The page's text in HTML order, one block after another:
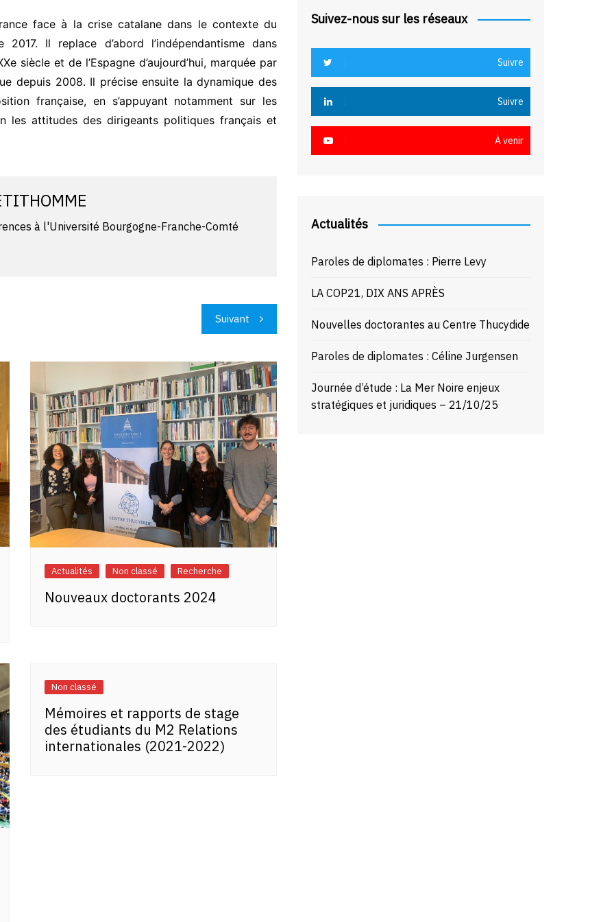
face à la crise catalane dans le contexte du
Il replace d’abord l’indépendantisme dans
siècle et de l’Espagne d’aujourd’hui, marquée par
depuis 2008. Il précise ensuite la dynamique des
française, en s’appuyant notamment sur les
les attitudes des dirigeants politiques français et
à l'Université Bourgogne-Franche-Comté
Suivant
Actualités Non classé Recherche
Nouveaux doctorants 2024
Non classé
Mémoires et rapports de stage
des étudiants du M2 Relations
internationales (2021-2022)
Suivez-nous sur les réseaux
Suivre
Suivre
À venir
Actualités
Paroles de diplomates : Pierre Levy
LA COP21, DIX ANS APRÈS
Nouvelles doctorantes au Centre Thucydide
Paroles de diplomates : Céline Jurgensen
Journée d’étude : La Mer Noire enjeux
stratégiques et juridiques – 21/10/25